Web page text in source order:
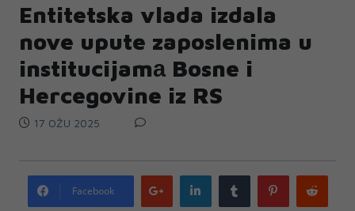
Entitetska vlada izdala
nove upute zaposlenima u
institucijamа Bosne i
Hercegovine iz RS
17 OŽU 2025
Facebook
Google
plus
LinkedIn Tumblr Pinterest